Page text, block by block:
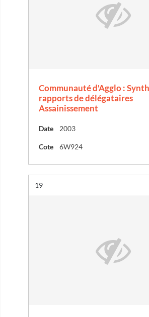
Communauté d'Agglo :
rapports de délégataires
Assainissement
Date 2003
Cote 6W924
Résultat n°
19